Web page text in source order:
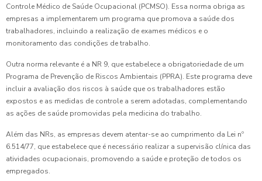
Controle Médico de Saúde Ocupacional (PCMSO). Essa norma obriga as
empresas a implementarem um programa que promova a saúde dos
trabalhadores, incluindo a realização de exames médicos e o
monitoramento das condições de trabalho.
Outra norma relevante é a NR 9, que estabelece a obrigatoriedade de um
Programa de Prevenção de Riscos Ambientais (PPRA). Este programa deve
incluir a avaliação dos riscos à saúde que os trabalhadores estão
expostos e as medidas de controle a serem adotadas, complementando
as ações de saúde promovidas pela medicina do trabalho.
Além das NRs, as empresas devem atentar-se ao cumprimento da Lei nº
6.514/77, que estabelece que é necessário realizar a supervisão clínica das
atividades ocupacionais, promovendo a saúde e proteção de todos os
empregados.